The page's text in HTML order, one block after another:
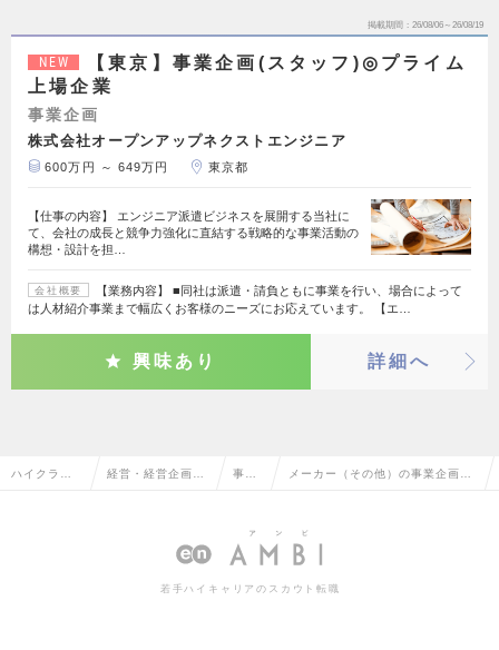
掲載期間 26/08/06～26/08/19
NEW
【東京】事業企画(スタッフ)◎プライム
上場企業
事業企画
株式会社オープンアップネクストエンジニア
600万円 ～ 649万円 東京都
【仕事の内容】 エンジニア派遣ビジネスを展開する当社に
て、会社の成長と競争力強化に直結する戦略的な事業活動の
構想・設計を担…
会社概要
【業務内容】 ■同社は派遣・請負ともに事業を行い、場合によって
は人材紹介事業まで幅広くお客様のニーズにお応えています。 【エ…
興味あり 詳細へ
ハイクラス 経営・経営企画・ 事業 メーカー（その他）の事業企画の
若手ハイキャリアのスカウト転職